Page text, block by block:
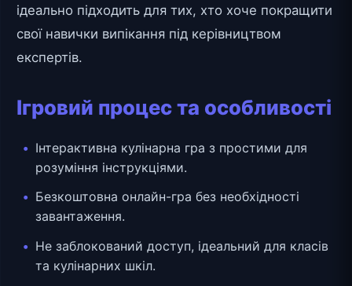
ідеально підходить для тих, хто хоче покращити
свої навички випікання під керівництвом
експертів.
Ігровий процес та особливості
Інтерактивна кулінарна гра з простими для
розуміння інструкціями.
Безкоштовна онлайн-гра без необхідності
завантаження.
Не заблокований доступ, ідеальний для класів
та кулінарних шкіл.